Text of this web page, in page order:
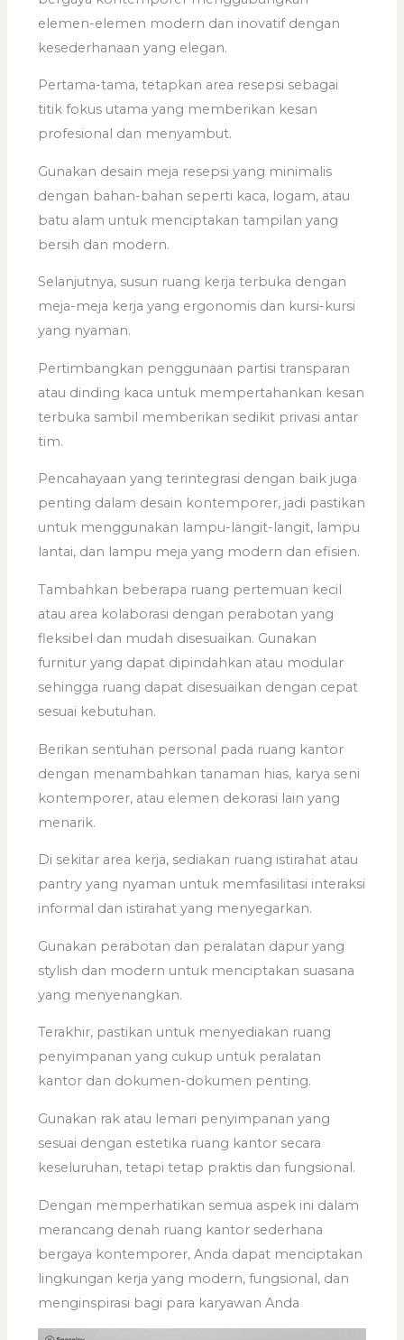
elemen-elemen modern dan inovatif dengan
kesederhanaan yang elegan.
Pertama-tama, tetapkan area resepsi sebagai
titik fokus utama yang memberikan kesan
profesional dan menyambut.
Gunakan desain meja resepsi yang minimalis
dengan bahan-bahan seperti kaca, logam, atau
batu alam untuk menciptakan tampilan yang
bersih dan modern.
Selanjutnya, susun ruang kerja terbuka dengan
meja-meja kerja yang ergonomis dan kursi-kursi
yang nyaman.
Pertimbangkan penggunaan partisi transparan
atau dinding kaca untuk mempertahankan kesan
terbuka sambil memberikan sedikit privasi antar
tim.
Pencahayaan yang terintegrasi dengan baik juga
penting dalam desain kontemporer, jadi pastikan
untuk menggunakan lampu-langit-langit, lampu
lantai, dan lampu meja yang modern dan efisien.
Tambahkan beberapa ruang pertemuan kecil
atau area kolaborasi dengan perabotan yang
fleksibel dan mudah disesuaikan. Gunakan
furnitur yang dapat dipindahkan atau modular
sehingga ruang dapat disesuaikan dengan cepat
sesuai kebutuhan.
Berikan sentuhan personal pada ruang kantor
dengan menambahkan tanaman hias, karya seni
kontemporer, atau elemen dekorasi lain yang
menarik.
Di sekitar area kerja, sediakan ruang istirahat atau
pantry yang nyaman untuk memfasilitasi interaksi
informal dan istirahat yang menyegarkan.
Gunakan perabotan dan peralatan dapur yang
stylish dan modern untuk menciptakan suasana
yang menyenangkan.
Terakhir, pastikan untuk menyediakan ruang
penyimpanan yang cukup untuk peralatan
kantor dan dokumen-dokumen penting.
Gunakan rak atau lemari penyimpanan yang
sesuai dengan estetika ruang kantor secara
keseluruhan, tetapi tetap praktis dan fungsional.
Dengan memperhatikan semua aspek ini dalam
merancang denah ruang kantor sederhana
bergaya kontemporer, Anda dapat menciptakan
lingkungan kerja yang modern, fungsional, dan
menginspirasi bagi para karyawan Anda